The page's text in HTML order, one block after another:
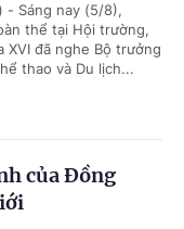
- Sáng nay (5/8),
thể tại Hội trường,
XVI đã nghe Bộ trưởng
thao và Du lịch...
của Đồng